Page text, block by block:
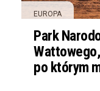
EUROPA
Park
po którym